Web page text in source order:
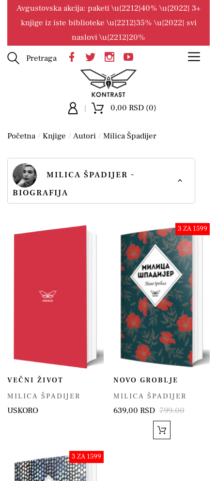
Avgustovska akcija: paketi \u{2212}40% \u{2022} 3+
knjige iz iste biblioteke \u{2212}35% \u{2022} svi
naslovi \u{2212}20%
Pretraga
0,00 RSD (0)
Početna Knjige Autori Milica Špadijer
MILICA ŠPADIJER -
BIOGRAFIJA
VEČNI ŽIVOT
MILICA ŠPADIJER
USKORO
3 ZA 1599
NOVO GROBLJE
MILICA ŠPADIJER
639,00 RSD 799.00
3 ZA 1599